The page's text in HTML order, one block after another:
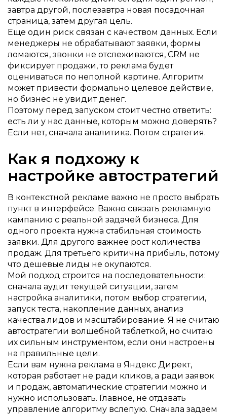
завтра другой, послезавтра новая посадочная
страница, затем другая цель.
Еще один риск связан с качеством данных. Если
менеджеры не обрабатывают заявки, формы
ломаются, звонки не отслеживаются, CRM не
фиксирует продажи, то реклама будет
оцениваться по неполной картине. Алгоритм
может привести формально целевое действие,
но бизнес не увидит денег.
Поэтому перед запуском стоит честно ответить:
есть ли у нас данные, которым можно доверять?
Если нет, сначала аналитика. Потом стратегия.
Как я подхожу к
настройке автостратегий
В контекстной рекламе важно не просто выбрать
пункт в интерфейсе. Важно связать рекламную
кампанию с реальной задачей бизнеса. Для
одного проекта нужна стабильная стоимость
заявки. Для другого важнее рост количества
продаж. Для третьего критична прибыль, потому
что дешевые лиды не окупаются.
Мой подход строится на последовательности:
сначала аудит текущей ситуации, затем
настройка аналитики, потом выбор стратегии,
запуск теста, накопление данных, анализ
качества лидов и масштабирование. Я не считаю
автостратегии волшебной таблеткой, но считаю
их сильным инструментом, если они настроены
на правильные цели.
Если вам нужна реклама в Яндекс Директ,
которая работает не ради кликов, а ради заявок
и продаж, автоматические стратегии можно и
нужно использовать. Главное, не отдавать
управление алгоритму вслепую. Сначала задаем